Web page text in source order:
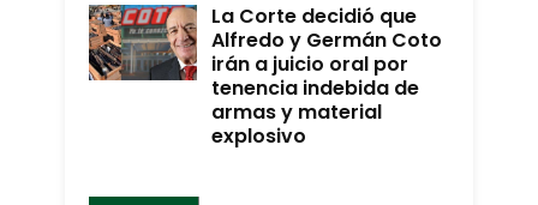
La Corte decidió que
Alfredo y Germán Coto
irán a juicio oral por
tenencia indebida de
armas y material
explosivo